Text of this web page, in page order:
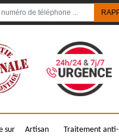
sur
Artisan
Traitement anti-